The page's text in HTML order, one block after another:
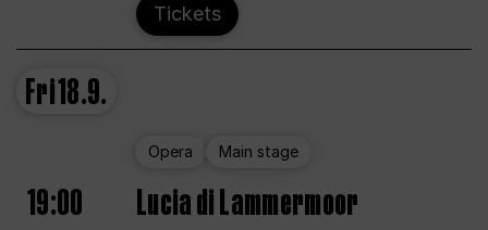
Tickets
Fri18.9.
Opera Main stage
19:00 Lucia di Lammermoor